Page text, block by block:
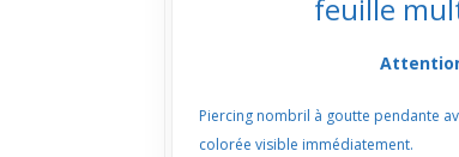
feuille
Piercing nombril à goutte pendante
colorée visible immédiatement.